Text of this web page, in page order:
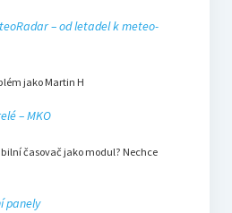
– od letadel k meteo-
jako Martin H
– MKO
časovač jako modul? Nechce
panely